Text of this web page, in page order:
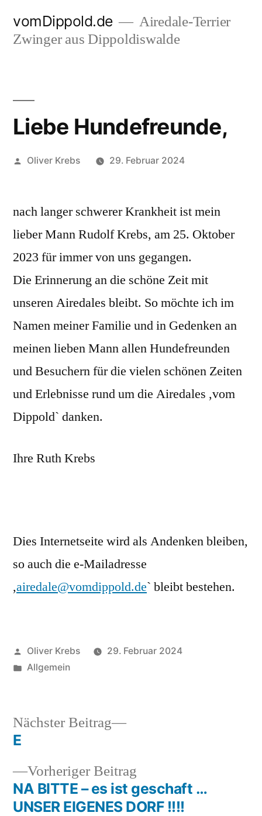
Inhalt
vomDippold.de
Airedale-Terrier
Zwinger aus Dippoldiswalde
Liebe Hundefreunde,
Veröffentlicht
Oliver Krebs 29. Februar 2024
nach langer schwerer Krankheit ist mein
lieber Mann Rudolf Krebs, am 25. Oktober
2023 für immer von uns gegangen.
Die Erinnerung an die schöne Zeit mit
unseren Airedales bleibt. So möchte ich im
Namen meiner Familie und in Gedenken an
meinen lieben Mann allen Hundefreunden
und Besuchern für die vielen schönen Zeiten
und Erlebnisse rund um die Airedales ,vom
Dippold` danken.
Ihre Ruth Krebs
Dies Internetseite wird als Andenken bleiben,
so auch die e-Mailadresse
,airedale@vomdippold.de` bleibt bestehen.
Veröffentlicht
von
Oliver Krebs
29. Februar 2024
Veröffentlicht
Allgemein
Beitragsnavigation
Vorheriger Beitrag
Beitrag:
NA BITTE – es ist geschaft …
UNSER EIGENES DORF !!!!
Nächster Beitrag
Nächster
E